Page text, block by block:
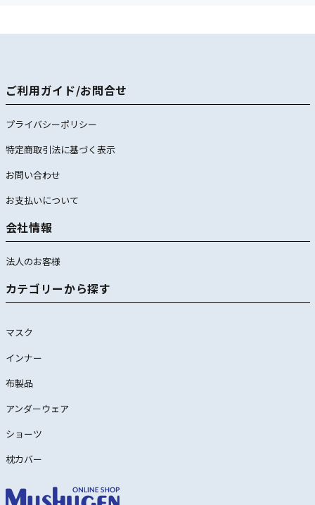
ご利用ガイド/お問合せ
プライバシーポリシー
特定商取引法に基づく表示
お問い合わせ
お支払いについて
会社情報
法人のお客様
カテゴリーから探す
マスク
インナー
布製品
アンダーウェア
ショーツ
枕カバー